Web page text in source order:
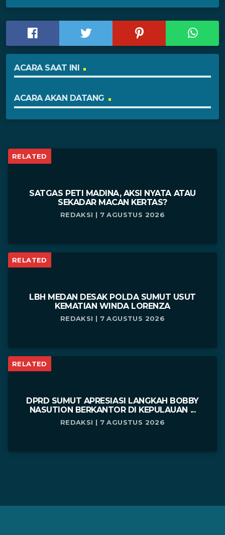
ACARA SAAT INI
ACARA AKAN DATANG
RELATED
SATGAS PETI MADINA, AKSI NYATA ATAU
SEKADAR MACAN KERTAS?
REDAKSI | 7 AGUSTUS 2026
RELATED
LBH MEDAN DESAK POLDA SUMUT USUT
KEMATIAN WINDA LORENZA
REDAKSI | 7 AGUSTUS 2026
RELATED
DPRD SUMUT APRESIASI LANGKAH BOBBY
NASUTION BERKANTOR DI KEPULAUAN ...
REDAKSI | 7 AGUSTUS 2026